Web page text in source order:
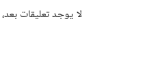
لا يوجد تعليقات